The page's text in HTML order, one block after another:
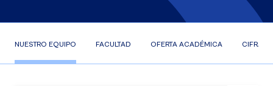
NUESTRO EQUIPO FACULTAD OFERTA ACADÉMICA CIFRAS